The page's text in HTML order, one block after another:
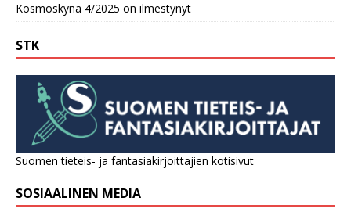
Kosmoskynä 4/2025 on ilmestynyt
STK
Suomen tieteis- ja fantasiakirjoittajien kotisivut
SOSIAALINEN MEDIA